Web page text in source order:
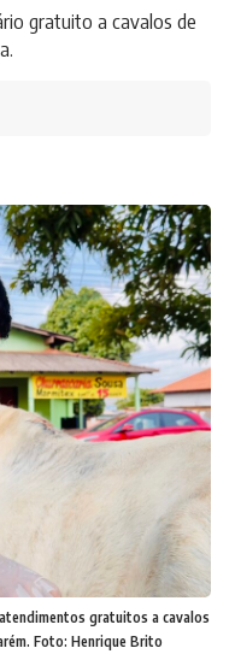
gratuito a cavalos de
gratuitos a cavalos
Foto: Henrique Brito